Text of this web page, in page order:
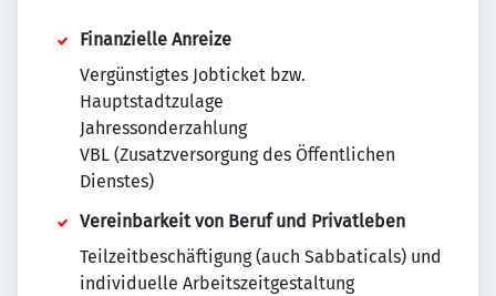
Finanzielle Anreize
Vergünstigtes Jobticket bzw.
Hauptstadtzulage
Jahressonderzahlung
VBL (Zusatzversorgung des Öffentlichen
Dienstes)
Vereinbarkeit von Beruf und Privatleben
Teilzeitbeschäftigung (auch Sabbaticals) und
individuelle Arbeitszeitgestaltung